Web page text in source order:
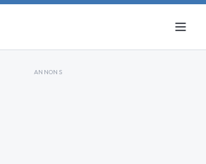
ANNONS